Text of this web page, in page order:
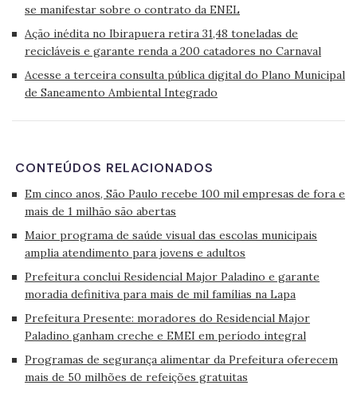
se manifestar sobre o contrato da ENEL
Ação inédita no Ibirapuera retira 31,48 toneladas de
recicláveis e garante renda a 200 catadores no Carnaval
Acesse a terceira consulta pública digital do Plano Municipal
de Saneamento Ambiental Integrado
CONTEÚDOS RELACIONADOS
Em cinco anos, São Paulo recebe 100 mil empresas de fora e
mais de 1 milhão são abertas
Maior programa de saúde visual das escolas municipais
amplia atendimento para jovens e adultos
Prefeitura conclui Residencial Major Paladino e garante
moradia definitiva para mais de mil famílias na Lapa
Prefeitura Presente: moradores do Residencial Major
Paladino ganham creche e EMEI em período integral
Programas de segurança alimentar da Prefeitura oferecem
mais de 50 milhões de refeições gratuitas